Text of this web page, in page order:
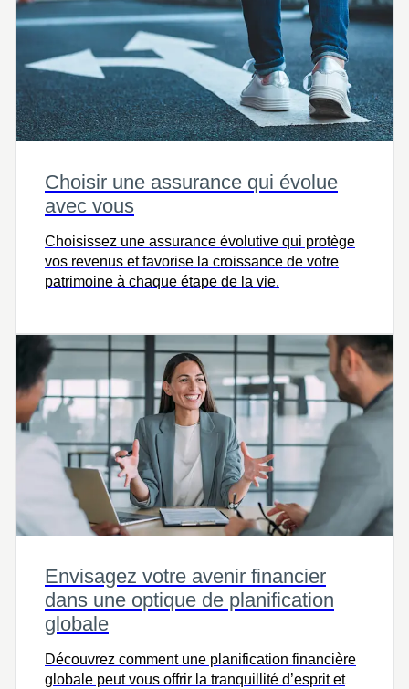
Choisir une assurance qui évolue
avec vous
Choisissez une assurance évolutive qui protège
vos revenus et favorise la croissance de votre
patrimoine à chaque étape de la vie.
Envisagez votre avenir financier
dans une optique de planification
globale
Découvrez comment une planification financière
globale peut vous offrir la tranquillité d’esprit et